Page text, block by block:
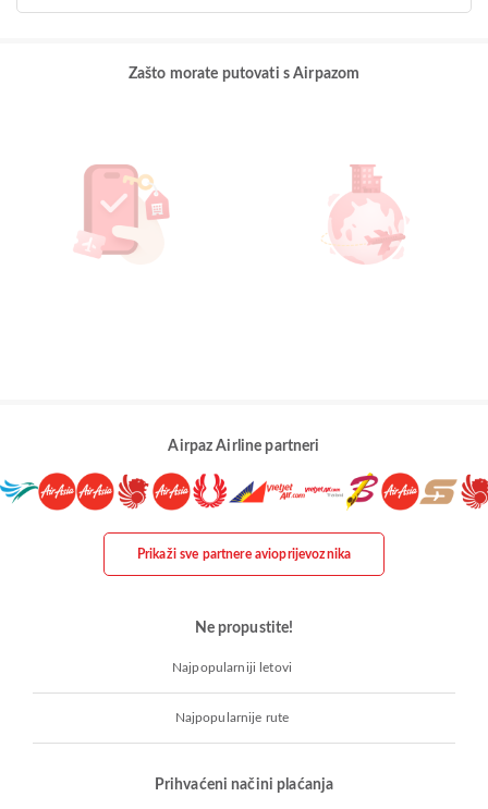
Zašto morate putovati s Airpazom
Airpaz Airline partneri
Prikaži sve partnere avioprijevoznika
Ne propustite!
Najpopularniji letovi
Najpopularnije rute
Prihvaćeni načini plaćanja